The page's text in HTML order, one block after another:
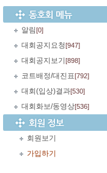
알림[0]
대회공지요청[947]
대회공지보기 [898]
코트배정/대진표[792]
대회(입상)결과[530]
대회화보/동영상[536]
회원보기
가입하기